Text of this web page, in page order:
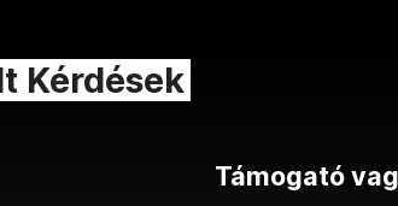
Kérdések
Támogató